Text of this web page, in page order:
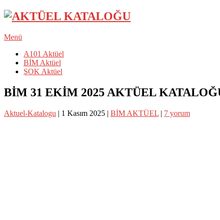
Menü
A101 Aktüel
BİM Aktüel
ŞOK Aktüel
BİM 31 EKİM 2025 AKTÜEL
Aktuel-Katalogu | 1 Kasım 2025 | BİM AKTÜEL | 7 yorum